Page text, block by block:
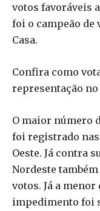
votos favoráveis
foi o campeão de
Casa.
Confira como
representação no
O maior número
foi registrado
Oeste. Já contra
Nordeste
votos. Já a
impedimento foi